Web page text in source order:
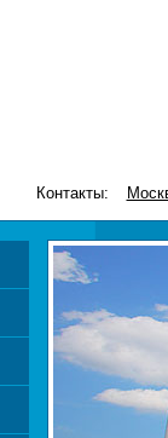
Контакты: